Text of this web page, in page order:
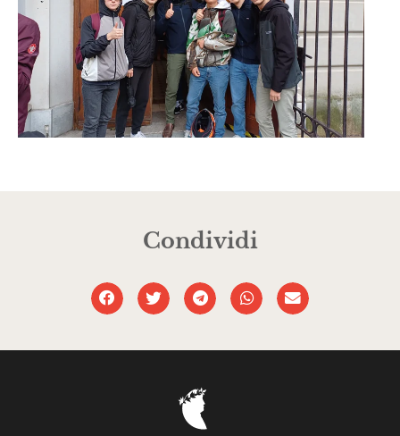
Condividi